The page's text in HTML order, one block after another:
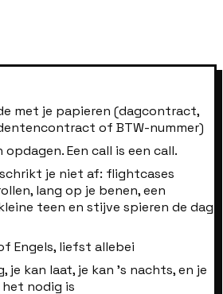
met je papieren (dagcontract,
of BTW-nummer)
Een call is een call.
je niet af: flightcases
lang op je benen, een
teen en stijve spieren de dag
Engels, liefst allebei
je kan laat, je kan 's nachts, en je
nodig is